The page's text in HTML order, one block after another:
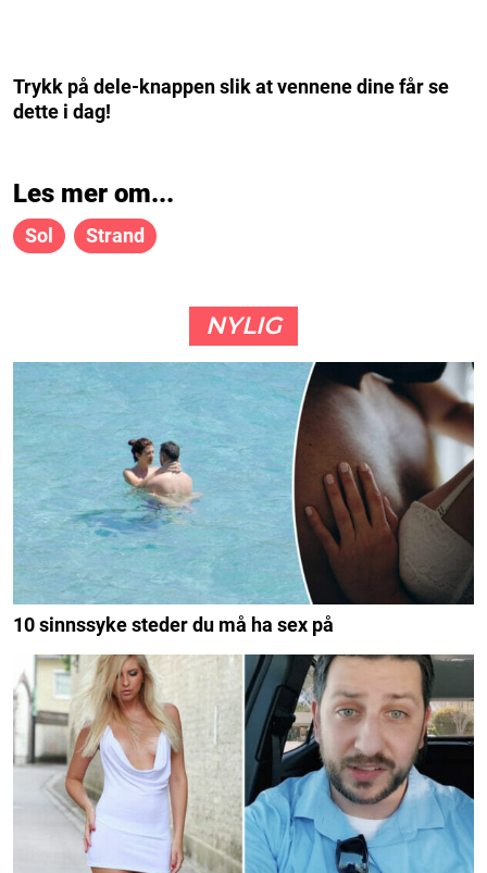
Trykk på dele-knappen slik at vennene dine får se
dette i dag!
Les mer om...
Sol Strand
NYLIG
10 sinnssyke steder du må ha sex på